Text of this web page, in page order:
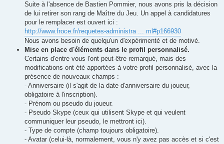
Suite à l'absence de Bastien Pommier, nous avons pris la décision
de lui retirer son rang de Maître du Jeu. Un appel à candidatures
pour le remplacer est ouvert ici :
http://www.froce.fr/requetes-administra ... ml#p166930
Nous avons besoin de quelqu'un d'expérimenté et de motivé.
Mise en place d'éléments dans le profil personnalisé.
Certains d'entre vous l'ont peut-être remarqué, mais des
modifications ont été apportées à votre profil personnalisé, avec la
présence de nouveaux champs :
- Anniversaire (il s'agit de la date d'anniversaire du joueur,
obligatoire à l'inscription).
- Prénom ou pseudo du joueur.
- Pseudo Skype (ceux qui utilisent Skype et qui veulent
communiquer leur pseudo, le mettront ici).
- Type de compte (champ toujours obligatoire).
- Avatar (celui-là, normalement, vous n'y avez pas accès et si c'est